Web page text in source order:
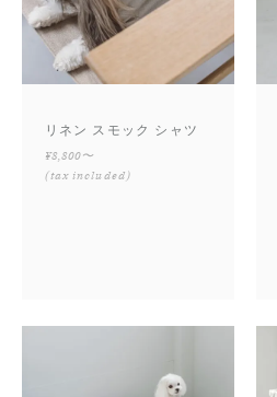
リネン スモック シャツ
¥8,800〜
(tax included)